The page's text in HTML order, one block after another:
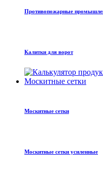
Противопожарные
Калитки для ворот
Москитные сетки
Москитные сетки
Москитные сетки усиленные